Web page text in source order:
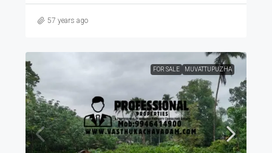
57 years ago
FOR SALE MUVATTUPUZHA